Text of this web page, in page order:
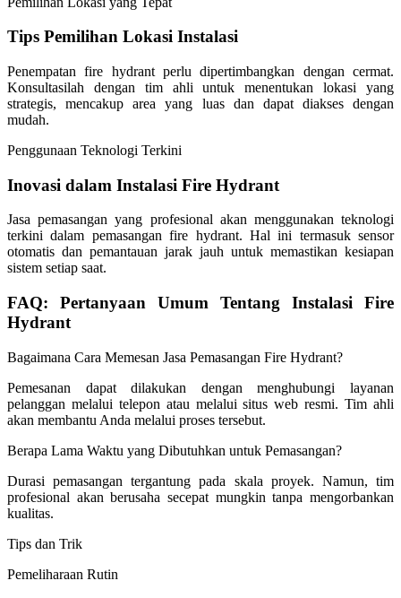
Tips Pemilihan Lokasi Instalasi
Penempatan fire hydrant perlu dipertimbangkan dengan cermat.
Konsultasilah dengan tim ahli untuk menentukan lokasi yang
strategis, mencakup area yang luas dan dapat diakses dengan
mudah.
Penggunaan Teknologi Terkini
Inovasi dalam Instalasi Fire Hydrant
Jasa pemasangan yang profesional akan menggunakan teknologi
terkini dalam pemasangan fire hydrant. Hal ini termasuk sensor
otomatis dan pemantauan jarak jauh untuk memastikan kesiapan
sistem setiap saat.
FAQ: Pertanyaan Umum Tentang Instalasi Fire
Hydrant
Bagaimana Cara Memesan Jasa Pemasangan Fire Hydrant?
Pemesanan dapat dilakukan dengan menghubungi layanan
pelanggan melalui telepon atau melalui situs web resmi. Tim ahli
akan membantu Anda melalui proses tersebut.
Berapa Lama Waktu yang Dibutuhkan untuk Pemasangan?
Durasi pemasangan tergantung pada skala proyek. Namun, tim
profesional akan berusaha secepat mungkin tanpa mengorbankan
kualitas.
Tips dan Trik
Pemeliharaan Rutin